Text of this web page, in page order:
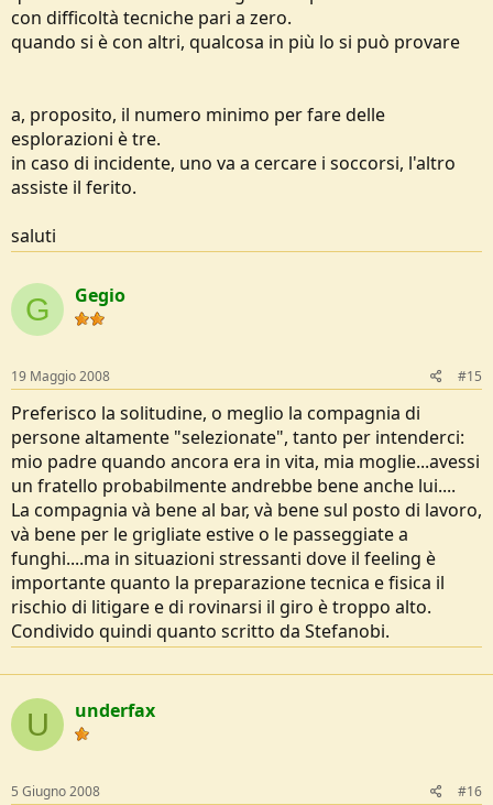
con difficoltà tecniche pari a zero.
quando si è con altri, qualcosa in più lo si può provare
a, proposito, il numero minimo per fare delle
esplorazioni è tre.
in caso di incidente, uno va a cercare i soccorsi, l'altro
assiste il ferito.
saluti
G Gegio
19 Maggio 2008 #15
Preferisco la solitudine, o meglio la compagnia di
persone altamente "selezionate", tanto per intenderci:
mio padre quando ancora era in vita, mia moglie...avessi
un fratello probabilmente andrebbe bene anche lui....
La compagnia và bene al bar, và bene sul posto di lavoro,
và bene per le grigliate estive o le passeggiate a
funghi....ma in situazioni stressanti dove il feeling è
importante quanto la preparazione tecnica e fisica il
rischio di litigare e di rovinarsi il giro è troppo alto.
Condivido quindi quanto scritto da Stefanobi.
U underfax
5 Giugno 2008 #16